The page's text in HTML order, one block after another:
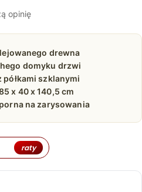
opinię
drewna
domyku drzwi
szklanymi
x 40 x 140,5 cm
na zarysowania
raty